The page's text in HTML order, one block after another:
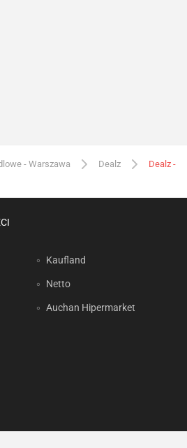
- Warszawa Dealz
Dealz -
Kaufland
Netto
Auchan Hipermarket